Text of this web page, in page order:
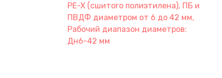
PE-X (сшитого полиэтилена), ПБ и
ПВДФ диаметром от 6 до 42 мм,
Рабочий диапазон диаметров:
Дн6-42 мм